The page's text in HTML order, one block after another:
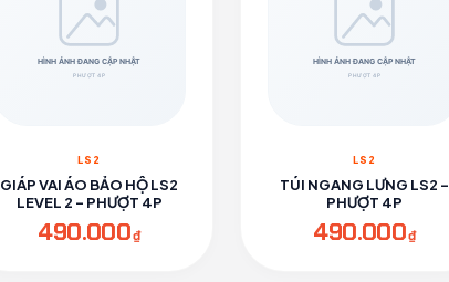
LS2
GIÁP VAI ÁO BẢO HỘ LS2
LEVEL 2 - PHƯỢT 4P
490.000₫
LS2
TÚI NGANG LƯNG LS2 -
PHƯỢT 4P
490.000₫